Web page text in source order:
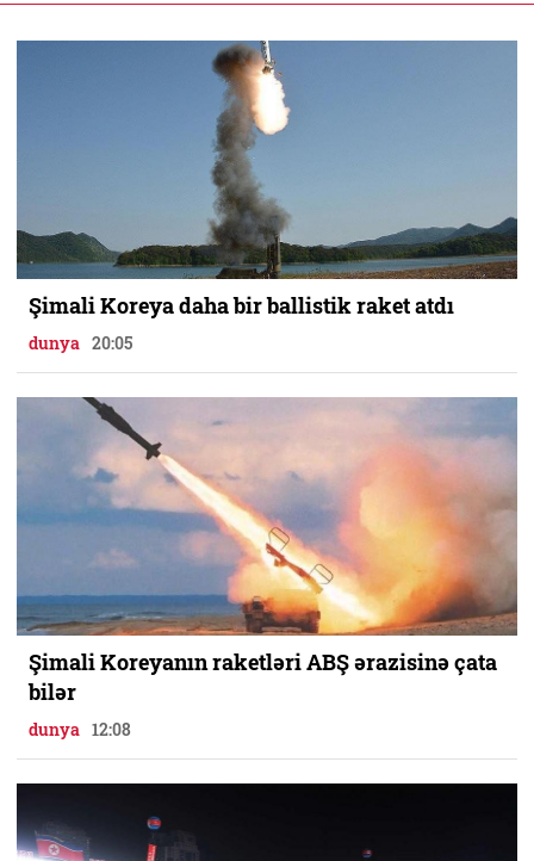
Şimali Koreya daha bir ballistik raket atdı
dunya 20:05
Şimali Koreyanın raketləri ABŞ ərazisinə çata
bilər
dunya 12:08